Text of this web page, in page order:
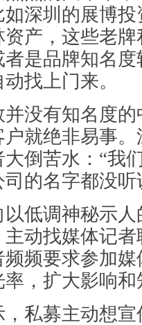
深圳的展博
产，这些老
是品牌知名
找上门来。
有知名度的
就绝非易事
倒苦水：“我
的名字都没听
调神秘示人
动找媒体记
频要求参加
，扩大影响和
私募主动想宣